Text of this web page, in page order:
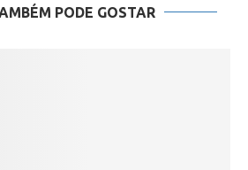
PODE GOSTAR